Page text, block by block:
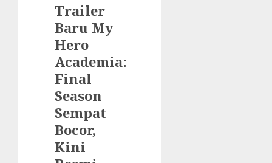
Trailer
Baru My
Hero
Academia:
Final
Season
Sempat
Bocor,
Kini